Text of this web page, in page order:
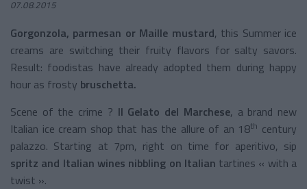
07.08.2015
Gorgonzola, parmesan or Maille mustard, this Summer ice
creams are switching their fruity flavors for salty savors.
Result: foodistas have already adopted them during happy
hour as frosty bruschetta.
Scene of the crime ? Il Gelato del Marchese, a brand new
Italian ice cream shop that has the allure of an 18th century
palazzo. Starting at 7pm, right on time for aperitivo, sip
spritz and Italian wines nibbling on Italian tartines « with a
twist ».